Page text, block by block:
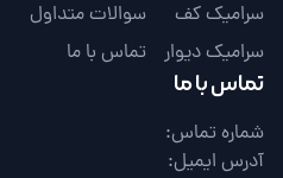
سرامیک کف
سرامیک دیوار
سوالات متداول
تماس با ما
تماس با ما
شماره تماس:
آدرس ایمیل: